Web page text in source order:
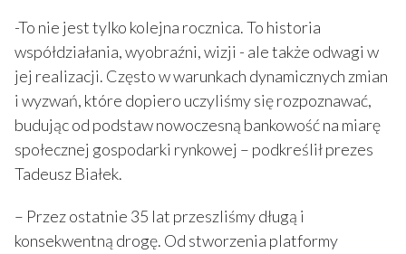
-To nie jest tylko kolejna rocznica. To historia
współdziałania, wyobraźni, wizji - ale także odwagi w
jej realizacji. Często w warunkach dynamicznych zmian
i wyzwań, które dopiero uczyliśmy się rozpoznawać,
budując od podstaw nowoczesną bankowość na miarę
społecznej gospodarki rynkowej – podkreślił prezes
Tadeusz Białek.
– Przez ostatnie 35 lat przeszliśmy długą i
konsekwentną drogę. Od stworzenia platformy